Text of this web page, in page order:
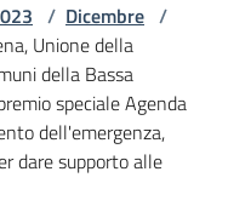
/ Dicembre /
Unione della
della Bassa
speciale Agenda
dell'emergenza,
dare supporto alle